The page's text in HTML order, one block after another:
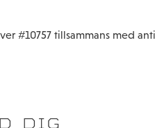
#10757 tillsammans med
DIG